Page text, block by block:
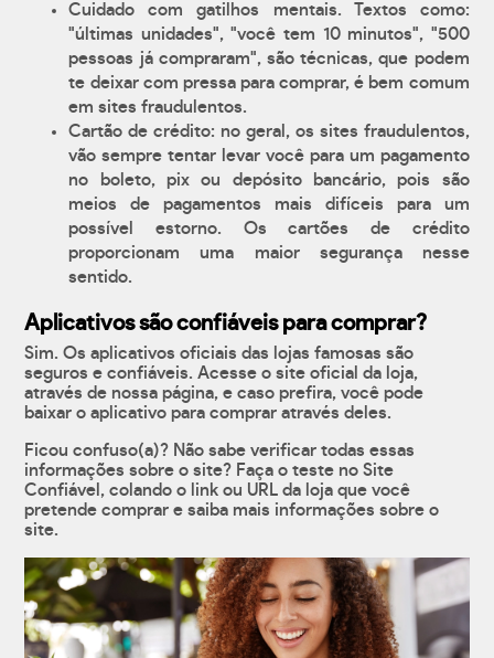
Cuidado com gatilhos mentais. Textos como:
"últimas unidades", "você tem 10 minutos", "500
pessoas já compraram", são técnicas, que podem
te deixar com pressa para comprar, é bem comum
em sites fraudulentos.
Cartão de crédito: no geral, os sites fraudulentos,
vão sempre tentar levar você para um pagamento
no boleto, pix ou depósito bancário, pois são
meios de pagamentos mais difíceis para um
possível estorno. Os cartões de crédito
proporcionam uma maior segurança nesse
sentido.
Aplicativos são confiáveis para comprar?
Sim. Os aplicativos oficiais das lojas famosas são
seguros e confiáveis. Acesse o site oficial da loja,
através de nossa página, e caso prefira, você pode
baixar o aplicativo para comprar através deles.
Ficou confuso(a)? Não sabe verificar todas essas
informações sobre o site? Faça o teste no Site
Confiável, colando o link ou URL da loja que você
pretende comprar e saiba mais informações sobre o
site.